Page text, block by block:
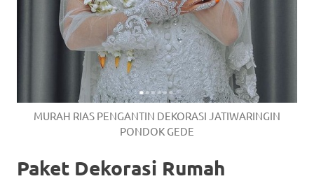
MURAH RIAS PENGANTIN DEKORASI JATIWARINGIN
PONDOK GEDE
Paket Dekorasi Rumah